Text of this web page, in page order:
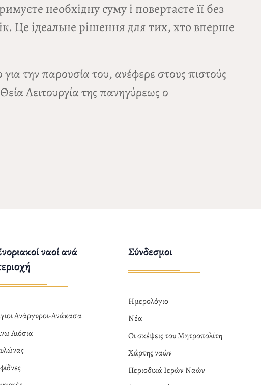
необхідну суму і повертаєте її без
Це ідеальне рішення для тих, хто вперше
την παρουσία του, ανέφερε στους πιστούς
Λειτουργία της πανηγύρεως ο
ναοί ανά
Ανάργυροι-Ανάκασα
Λιόσια
Σύνδεσμοι
Ημερολόγιο
Νέα
Οι σκέψεις του Μητροπολίτη
Χάρτης ναών
Περιοδικά Ιερών Ναών